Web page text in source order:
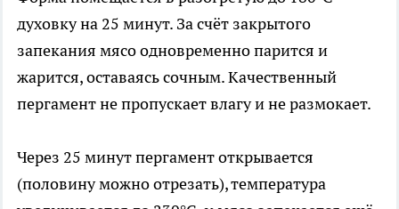
духовку на 25 минут. За счёт закрытого
запекания мясо одновременно парится и
жарится, оставаясь сочным. Качественный
пергамент не пропускает влагу и не размокает.
Через 25 минут пергамент открывается
(половину можно отрезать), температура